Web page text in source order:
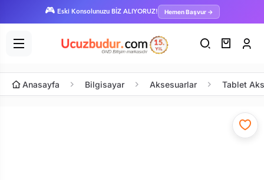
🎮 Eski Konsolunuzu BİZ ALIYORUZ! Hemen Başvur →
Anasayfa Bilgisayar Aksesuarlar Tablet